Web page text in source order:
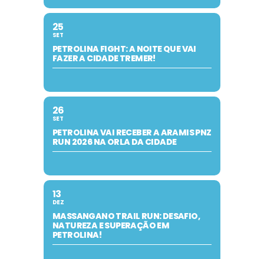
25
SET
PETROLINA FIGHT: A NOITE QUE VAI
FAZER A CIDADE TREMER!
26
SET
PETROLINA VAI RECEBER A ARAMIS PNZ
RUN 2026 NA ORLA DA CIDADE
13
DEZ
MASSANGANO TRAIL RUN: DESAFIO,
NATUREZA E SUPERAÇÃO EM
PETROLINA!